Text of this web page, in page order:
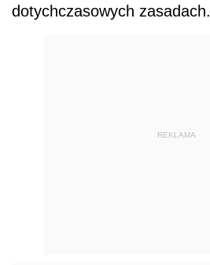
dotychczasowych zasadach.
REKLAMA